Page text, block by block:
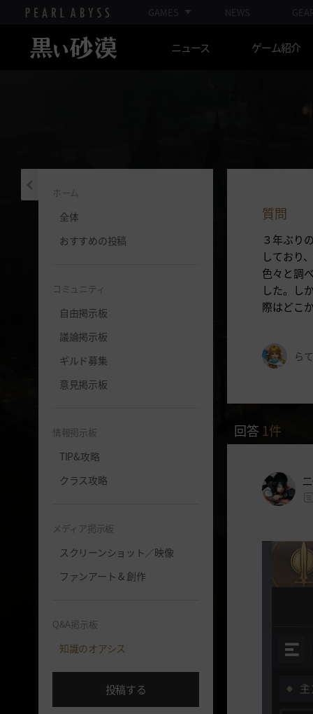
GAMES NEWS
ニュース ゲーム紹介
ホーム
全体
おすすめの投稿
コミュニティ
自由掲示板
議論掲示板
ギルド募集
意見掲示板
情報掲示板
TIP&攻略
クラス攻略
メディア掲示板
スクリーンショット／映像
ファンアート & 創作
Q&A掲示板
知識のオアシス
投稿する
質問
３年ぶり
しており
色々と調
した。し
際はどこ
ら
回答 1件